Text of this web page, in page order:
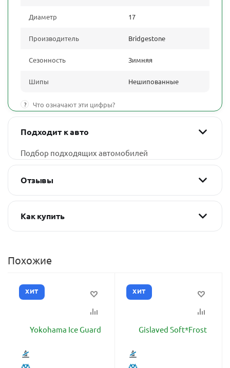
Диаметр 17
Производитель Bridgestone
Сезонность Зимняя
Шипы Нешипованные
? Что означают эти цифры?
Подходит к авто
Подбор подходящих автомобилей
Отзывы
Как купить
Похожие
ХИТ ХИТ